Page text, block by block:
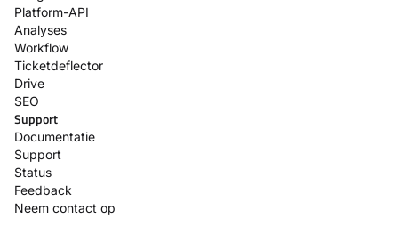
Platform-API
Analyses
Workflow
Ticketdeflector
Drive
SEO
Support
Documentatie
Support
Status
Feedback
Neem contact op